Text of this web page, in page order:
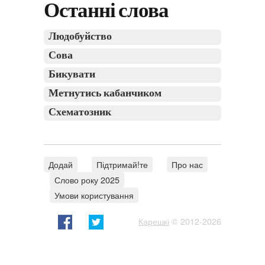
Останні слова
Людобуйство
Сова
Бикувати
Метнутись кабанчиком
Схематозник
Додай Підтримай!те
Про нас
Слово року 2025
Умови користування
Карешкі © 2012-2026